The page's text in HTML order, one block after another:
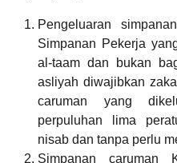
Pengeluaran
Simpanan Pekerja
al-taam dan bukan
asliyah diwajibkan
caruman yang
perpuluhan lima
nisab dan tanpa perlu
Simpanan caruman